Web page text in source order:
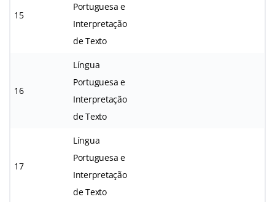
15
Portuguesa e
Interpretação
de Texto
16
Língua
Portuguesa e
Interpretação
de Texto
17
Língua
Portuguesa e
Interpretação
de Texto